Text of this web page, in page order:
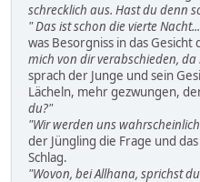
schrecklich aus. Hast du denn
" Das ist schon die vierte
was Besorgniss in das Gesicht
mich von dir verabschieden,
sprach der Junge und sein
Lächeln, mehr gezwungen,
du?"
"Wir werden uns
der Jüngling die Frage und
Schlag.
"Wovon, bei Allhana, sprichst